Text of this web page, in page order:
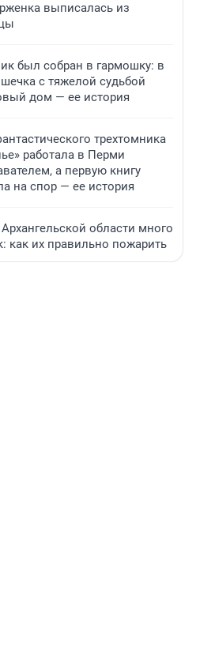
выписалась из
был собран в гармошку: в
с тяжелой судьбой
дом — ее история
трехтомника
работала в Перми
а первую книгу
на спор — ее история
области много
как их правильно пожарить